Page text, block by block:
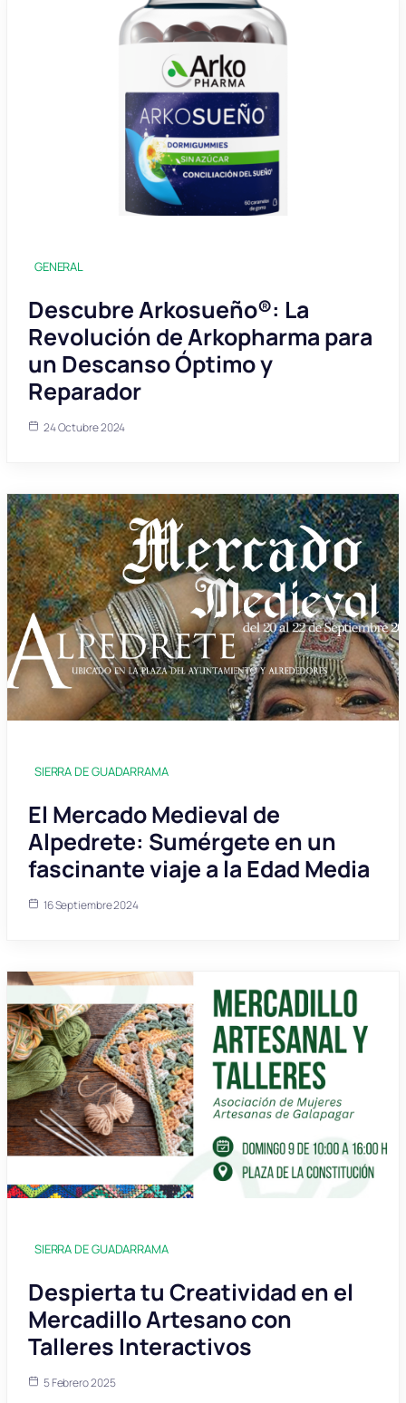
GENERAL
Descubre Arkosueño®: La
Revolución de Arkopharma para
un Descanso Óptimo y
Reparador
24 Octubre 2024
SIERRA DE GUADARRAMA
El Mercado Medieval de
Alpedrete: Sumérgete en un
fascinante viaje a la Edad Media
16 Septiembre 2024
SIERRA DE GUADARRAMA
Despierta tu Creatividad en el
Mercadillo Artesano con
Talleres Interactivos
5 Febrero 2025